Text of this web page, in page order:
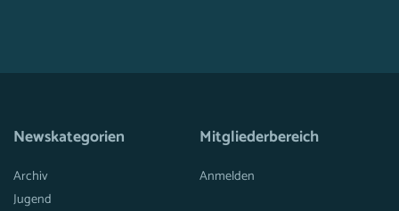
Newskategorien
Archiv
Jugend
Mitgliederbereich
Anmelden